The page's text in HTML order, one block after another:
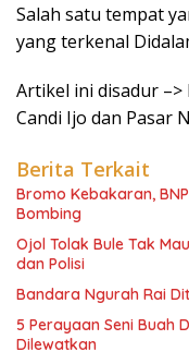
Salah satu tempat
yang terkenal
Artikel ini disadur –>
Candi Ijo dan Pasar
Berita Terkait
Bromo Kebakaran,
Bombing
Ojol Tolak Bule Tak
dan Polisi
Bandara Ngurah Rai
5 Perayaan Seni Buah
Dilewatkan